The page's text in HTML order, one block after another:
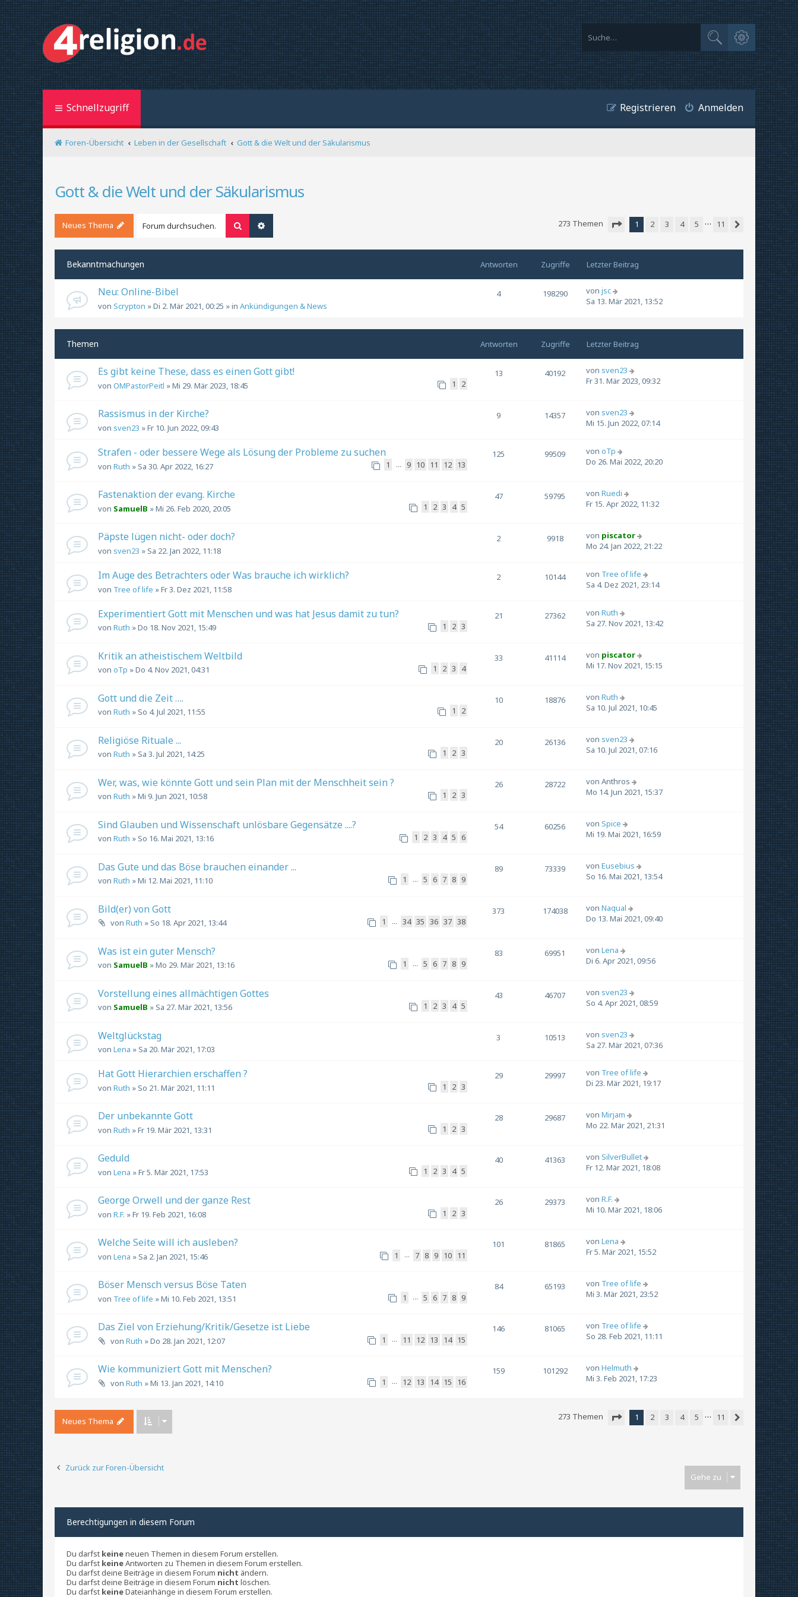
Suche
Erweiterte Suche
Schnellzugriff Anmelden
Registrieren
Foren-Übersicht Leben in der Gesellschaft Gott & die Welt und der Säkularismus
Gott & die Welt und der Säkularismus
Neues Thema Suche
273 Themen
1 2 3 4 5 …
11
Nächste
Bekanntmachungen Antworten Zugriffe Letzter Beitrag
Neu: Online-Bibel
von Scrypton » Di 2. Mär 2021, 00:25 » in Ankündigungen & News
4 198290 von jsc
Sa 13. Mär 2021, 13:52
Themen Antworten Zugriffe Letzter Beitrag
Es gibt keine These, dass es einen Gott gibt!
von OMPastorPeitl » Mi 29. Mär 2023, 18:45 1 2
13 40192 von sven23
Fr 31. Mär 2023, 09:32
Rassismus in der Kirche?
von sven23 » Fr 10. Jun 2022, 09:43
9 14357 von sven23
Mi 15. Jun 2022, 07:14
Strafen - oder bessere Wege als Lösung der Probleme zu suchen
von Ruth » Sa 30. Apr 2022, 16:27 1 9 10 11 12 13
125 99509 von oTp
Do 26. Mai 2022, 20:20
Fastenaktion der evang. Kirche
von SamuelB » Mi 26. Feb 2020, 20:05 1 2 3 4 5
47 59795 von Ruedi
Fr 15. Apr 2022, 11:32
Päpste lügen nicht- oder doch?
von sven23 » Sa 22. Jan 2022, 11:18
2 9918 von piscator
Mo 24. Jan 2022, 21:22
Im Auge des Betrachters oder Was brauche ich wirklich?
von Tree of life » Fr 3. Dez 2021, 11:58
2 10144 von Tree of life
Sa 4. Dez 2021, 23:14
Experimentiert Gott mit Menschen und was hat Jesus damit zu tun?
von Ruth » Do 18. Nov 2021, 15:49 1 2 3
21 27362 von Ruth
Sa 27. Nov 2021, 13:42
Kritik an atheistischem Weltbild
von oTp » Do 4. Nov 2021, 04:31 1 2 3 4
33 41114 von piscator
Mi 17. Nov 2021, 15:15
Gott und die Zeit ….
von Ruth » So 4. Jul 2021, 11:55 1 2
10 18876 von Ruth
Sa 10. Jul 2021, 10:45
Religiöse Rituale ...
von Ruth » Sa 3. Jul 2021, 14:25 1 2 3
20 26136 von sven23
Sa 10. Jul 2021, 07:16
Wer, was, wie könnte Gott und sein Plan mit der Menschheit sein ?
von Ruth » Mi 9. Jun 2021, 10:58 1 2 3
26 28722 von Anthros
Mo 14. Jun 2021, 15:37
Sind Glauben und Wissenschaft unlösbare Gegensätze ....?
von Ruth » So 16. Mai 2021, 13:16 1 2 3 4 5 6
54 60256 von Spice
Mi 19. Mai 2021, 16:59
Das Gute und das Böse brauchen einander ...
von Ruth » Mi 12. Mai 2021, 11:10 1 5 6 7 8 9
89 73339 von Eusebius
So 16. Mai 2021, 13:54
Bild(er) von Gott
von Ruth » So 18. Apr 2021, 13:44 1 34 35 36 37 38
373 174038 von Naqual
Do 13. Mai 2021, 09:40
Was ist ein guter Mensch?
von SamuelB » Mo 29. Mär 2021, 13:16 1 5 6 7 8 9
83 69951 von Lena
Di 6. Apr 2021, 09:56
Vorstellung eines allmächtigen Gottes
von SamuelB » Sa 27. Mär 2021, 13:56 1 2 3 4 5
43 46707 von sven23
So 4. Apr 2021, 08:59
Weltglückstag
von Lena » Sa 20. Mär 2021, 17:03
3 10513 von sven23
Sa 27. Mär 2021, 07:36
Hat Gott Hierarchien erschaffen ?
von Ruth » So 21. Mär 2021, 11:11 1 2 3
29 29997 von Tree of life
Di 23. Mär 2021, 19:17
Der unbekannte Gott
von Ruth » Fr 19. Mär 2021, 13:31 1 2 3
28 29687 von Mirjam
Mo 22. Mär 2021, 21:31
Geduld
von Lena » Fr 5. Mär 2021, 17:53 1 2 3 4 5
40 41363 von SilverBullet
Fr 12. Mär 2021, 18:08
George Orwell und der ganze Rest
von R.F. » Fr 19. Feb 2021, 16:08 1 2 3
26 29373 von R.F.
Mi 10. Mär 2021, 18:06
Welche Seite will ich ausleben?
von Lena » Sa 2. Jan 2021, 15:46 1 … 7 8 9 10 11
101 81865 von Lena
Fr 5. Mär 2021, 15:52
Böser Mensch versus Böse Taten
von Tree of life » Mi 10. Feb 2021, 13:51 1 … 5 6 7 8 9
84 65193 von Tree of life
Mi 3. Mär 2021, 23:52
Das Ziel von Erziehung/Kritik/Gesetze ist Liebe
von Ruth » Do 28. Jan 2021, 12:07 1 … 11 12 13 14 15
146 81065 von Tree of life
So 28. Feb 2021, 11:11
Wie kommuniziert Gott mit Menschen?
von Ruth » Mi 13. Jan 2021, 14:10 1 … 12 13 14 15 16
159 101292 von Helmuth
Mi 3. Feb 2021, 17:23
Neues Thema
273 Themen
1 2 3 4 5 …
11
Nächste
Zurück zur Foren-Übersicht
Gehe zu
Berechtigungen in diesem Forum
Du darfst keineneuen Themen in diesem Forum erstellen.
Du darfst keineAntworten zu Themen in diesem Forum erstellen.
Du darfst deine Beiträge in diesem Forum nicht ändern.
Du darfst deine Beiträge in diesem Forum nicht löschen.
Du darfst keineDateianhänge in diesem Forum erstellen.